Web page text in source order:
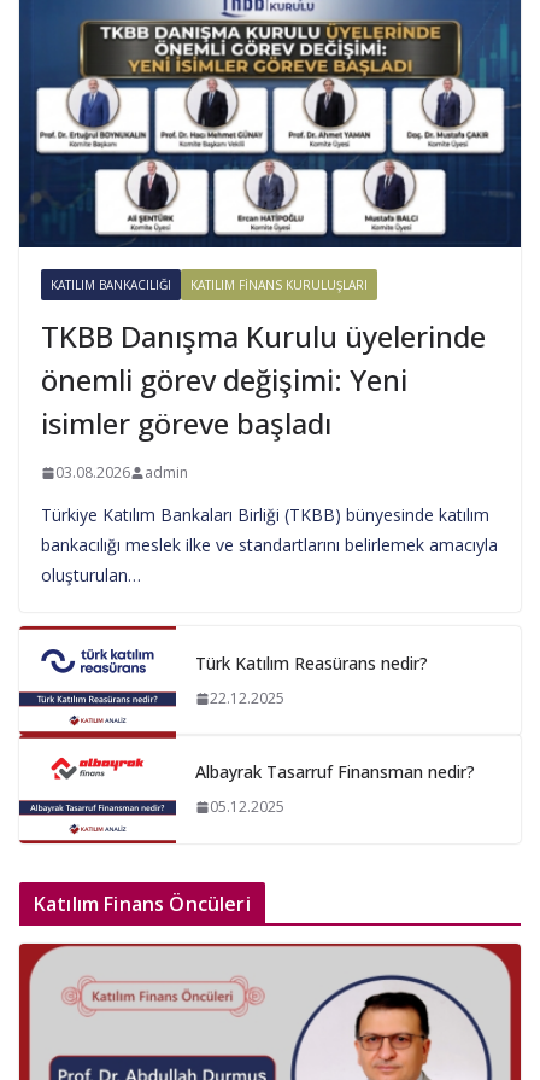
KATILIM BANKACILIĞI KATILIM FINANS KURULUŞLARI
TKBB Danışma Kurulu üyelerinde
önemli görev değişimi: Yeni
isimler göreve başladı
03.08.2026 admin
Türkiye Katılım Bankaları Birliği (TKBB) bünyesinde katılım
bankacılığı meslek ilke ve standartlarını belirlemek amacıyla
oluşturulan…
Türk Katılım Reasürans nedir?
22.12.2025
Albayrak Tasarruf Finansman nedir?
05.12.2025
Katılım Finans Öncüleri